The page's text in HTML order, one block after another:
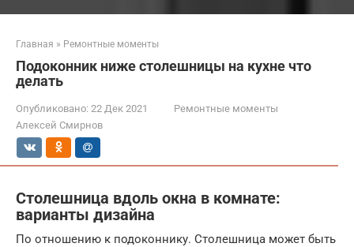
Главная » Ремонтные моменты
Подоконник ниже столешницы на кухне что
делать
Опубликовано: 22 Дек 2021
Ремонтные моменты
Алексей Смирнов
Столешница вдоль окна в комнате:
варианты дизайна
По отношению к подоконнику. Столешница может быть